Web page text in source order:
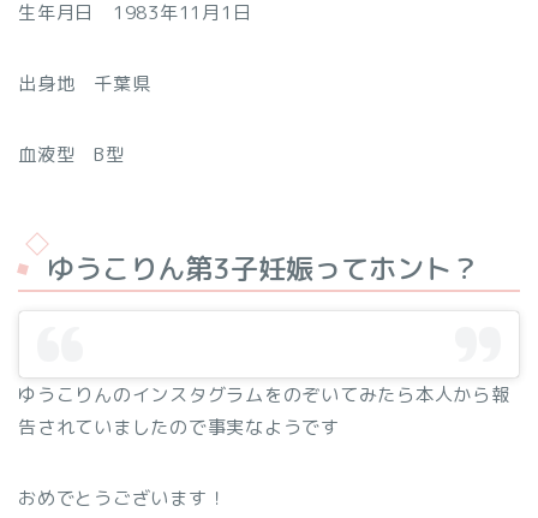
生年月日 1983年11月1日
出身地 千葉県
血液型 B型
ゆうこりん第3子妊娠ってホント？
ゆうこりんのインスタグラムをのぞいてみたら本人から報
告されていましたので事実なようです
おめでとうございます！